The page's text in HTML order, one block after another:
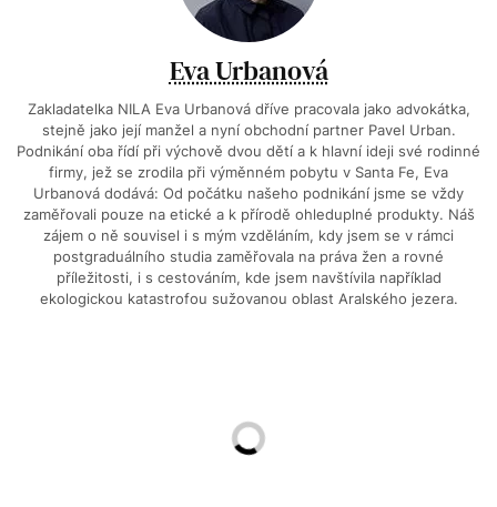
Eva Urbanová
Zakladatelka NILA Eva Urbanová dříve pracovala jako advokátka,
stejně jako její manžel a nyní obchodní partner Pavel Urban.
Podnikání oba řídí při výchově dvou dětí a k hlavní ideji své rodinné
firmy, jež se zrodila při výměnném pobytu v Santa Fe, Eva
Urbanová dodává: Od počátku našeho podnikání jsme se vždy
zaměřovali pouze na etické a k přírodě ohleduplné produkty. Náš
zájem o ně souvisel i s mým vzděláním, kdy jsem se v rámci
postgraduálního studia zaměřovala na práva žen a rovné
příležitosti, i s cestováním, kde jsem navštívila například
ekologickou katastrofou sužovanou oblast Aralského jezera.